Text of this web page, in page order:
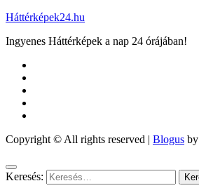
Háttérképek24.hu
Ingyenes Háttérképek a nap 24 órájában!
Copyright © All rights reserved | Blogus by
Keresés: